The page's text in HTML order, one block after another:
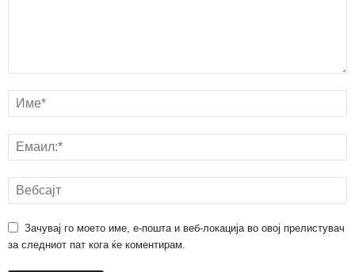
Зачувај го моето име, е-пошта и веб-локација во овој прелистувач
за следниот пат кога ќе коментирам.